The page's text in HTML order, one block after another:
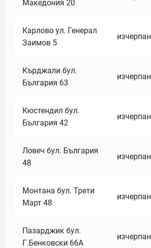
Македония 20
Карлово ул. Генерал
Заимов 5
изчерпан
Кърджали бул.
България 63
изчерпан
Кюстендил бул.
България 42
изчерпан
Ловеч бул. България
48
изчерпан
Монтана бул. Трети
Март 48
изчерпан
Пазарджик бул.
Г.Бенковски 66А
изчерпан